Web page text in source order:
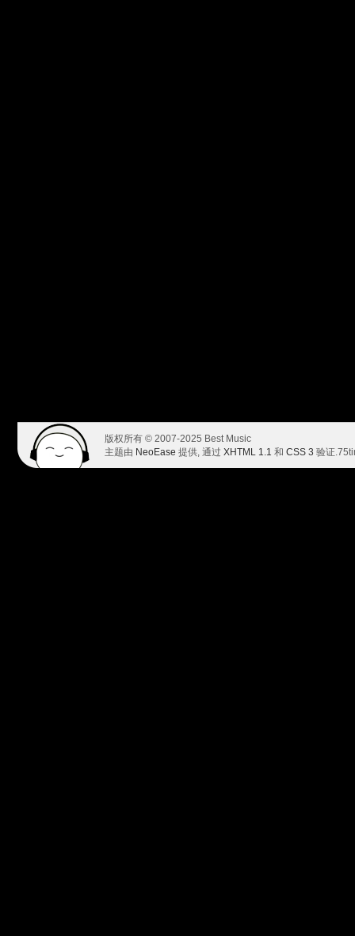
版权所有 © 2007-2025 Best Music
主题由 NeoEase 提供, 通过 XHTML 1.1 和 CSS 3 验证.